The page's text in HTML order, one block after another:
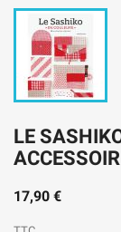
LE
17,90 €